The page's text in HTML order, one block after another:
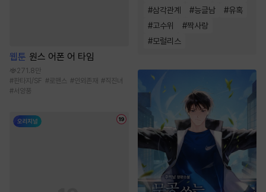
웹툰 원스 어폰 어 타임
271.8만
# 판타지/SF #로맨스 #인외존재 #직진녀
#서양풍
#삼각관계 #능글남 #유혹
#고수위 #짝사랑
#모럴리스